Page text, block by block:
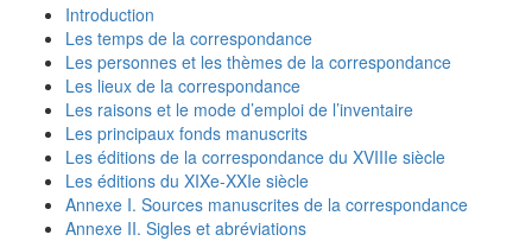
Introduction
Les temps de la correspondance
Les personnes et les thèmes de la correspondance
Les lieux de la correspondance
Les raisons et le mode d’emploi de l’inventaire
Les principaux fonds manuscrits
Les éditions de la correspondance du XVIIIe siècle
Les éditions du XIXe-XXIe siècle
Annexe I. Sources manuscrites de la correspondance
Annexe II. Sigles et abréviations